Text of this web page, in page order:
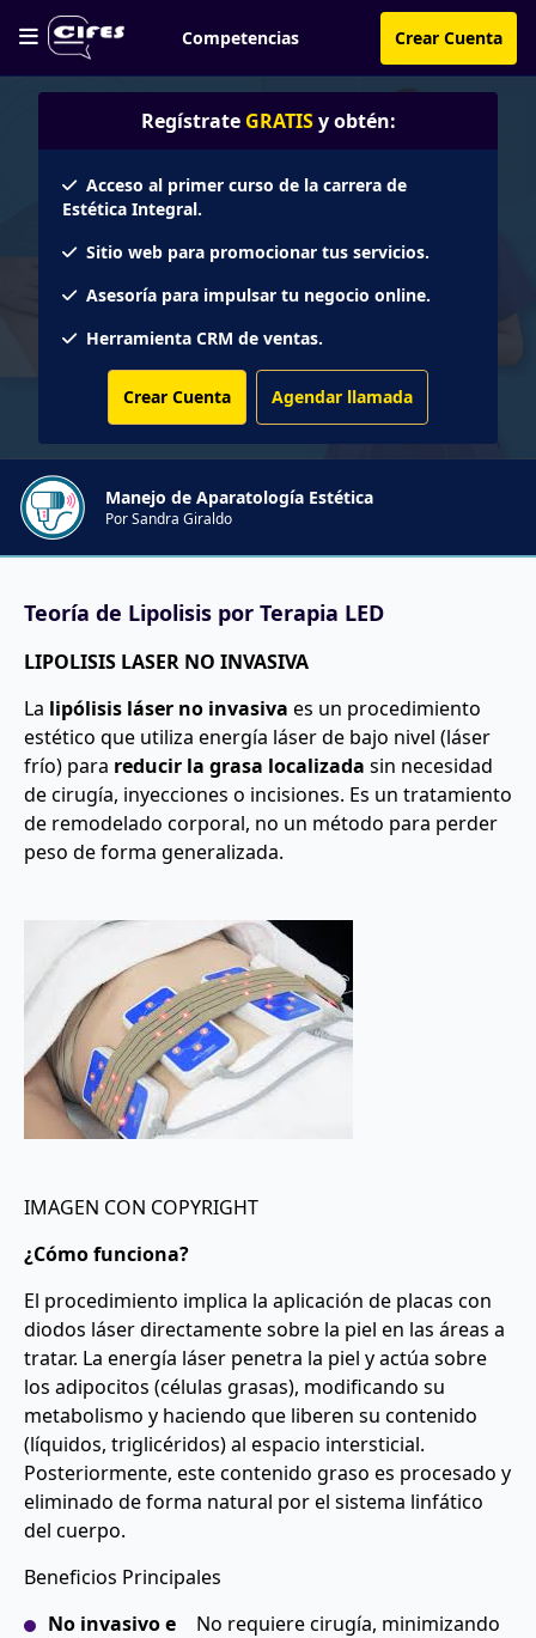
Competencias Crear Cuenta
Regístrate GRATIS y obtén:
Acceso al primer curso de la carrera de
Estética Integral.
Sitio web para promocionar tus servicios.
Asesoría para impulsar tu negocio online.
Herramienta CRM de ventas.
Crear Cuenta Agendar llamada
Manejo de Aparatología Estética
Por Sandra Giraldo
Teoría de Lipolisis por Terapia LED
LIPOLISIS LASER NO INVASIVA
La lipólisis láser no invasiva es un procedimiento
estético que utiliza energía láser de bajo nivel (láser
frío) para reducir la grasa localizada sin necesidad
de cirugía, inyecciones o incisiones. Es un tratamiento
de remodelado corporal, no un método para perder
peso de forma generalizada.
IMAGEN CON COPYRIGHT
¿Cómo funciona?
El procedimiento implica la aplicación de placas con
diodos láser directamente sobre la piel en las áreas a
tratar. La energía láser penetra la piel y actúa sobre
los adipocitos (células grasas), modificando su
metabolismo y haciendo que liberen su contenido
(líquidos, triglicéridos) al espacio intersticial.
Posteriormente, este contenido graso es procesado y
eliminado de forma natural por el sistema linfático
del cuerpo.
Beneficios Principales
No invasivo e
No requiere cirugía, minimizando